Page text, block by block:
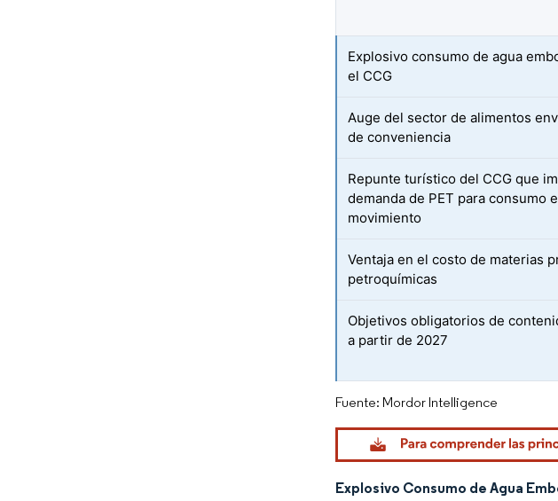
Explosivo consumo de agua
el CCG
Auge del sector de alimentos
de conveniencia
Repunte turístico del CCG que
demanda de PET para consumo
movimiento
Ventaja en el costo de materias
petroquímicas
Objetivos obligatorios de
a partir de 2027
Fuente: Mordor Intelligence
Explosivo Consumo de Agua